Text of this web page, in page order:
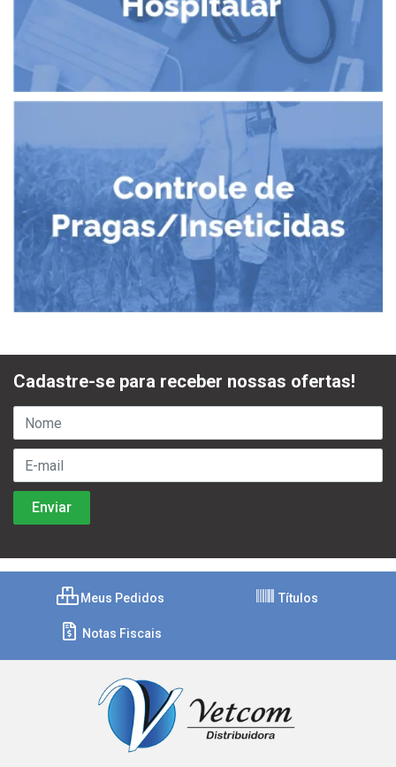
Cadastre-se para receber nossas ofertas!
Meus Pedidos Títulos
Notas Fiscais